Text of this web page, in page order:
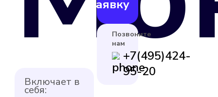
Включает в
себя:
заявку
Позвоните
нам
+7(495)424-
95-20